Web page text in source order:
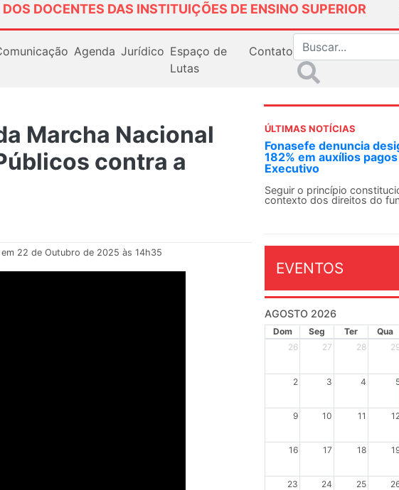
DOCENTES DAS INSTITUIÇÕES DE ENSINO SUPERIOR
Agenda Jurídico Espaço de
Lutas
Contato
Marcha Nacional
contra a
22 de Outubro de 2025 às 14h35
ÚLTIMAS NOTÍCIAS
Fonasefe denuncia desigualdade de até
182% em auxílios pagos a servidores do
Executivo
Seguir o princípio constitucional da isonomia no
contexto dos direitos do funcionalismo federal é...
EVENTOS
AGOSTO 2026
Dom Seg Ter Qua
26
27 28
2 3 4
9 10 11
16 17 18
23 24 25